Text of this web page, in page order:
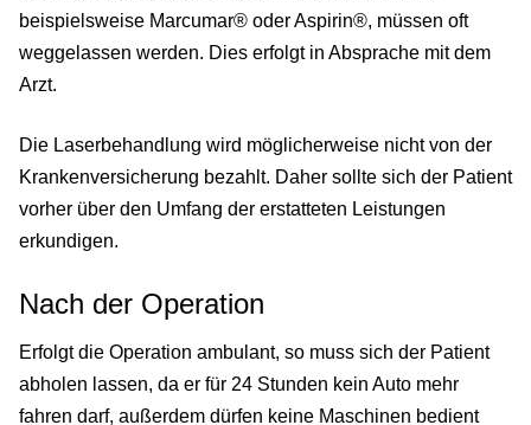
beispielsweise Marcumar® oder Aspirin®, müssen oft
weggelassen werden. Dies erfolgt in Absprache mit dem
Arzt.
Die Laserbehandlung wird möglicherweise nicht von der
Krankenversicherung bezahlt. Daher sollte sich der Patient
vorher über den Umfang der erstatteten Leistungen
erkundigen.
Nach der Operation
Erfolgt die Operation ambulant, so muss sich der Patient
abholen lassen, da er für 24 Stunden kein Auto mehr
fahren darf, außerdem dürfen keine Maschinen bedient